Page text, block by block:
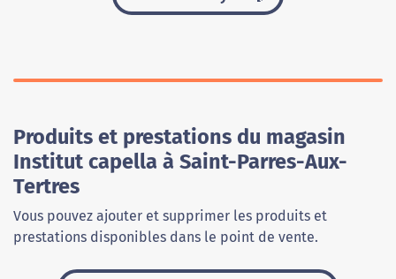
Produits et prestations du magasin
Institut capella à Saint-Parres-Aux-
Tertres
Vous pouvez ajouter et supprimer les produits et
prestations disponibles dans le point de vente.